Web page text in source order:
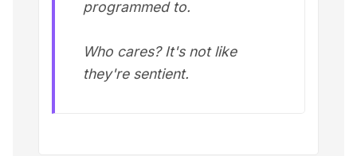
programmed to.
Who cares? It's not like
they're sentient.